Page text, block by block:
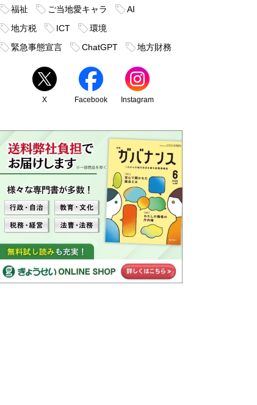
福祉
ご当地愛キャラ
AI
地方税
ICT
環境
緊急事態宣言
ChatGPT 地方財務
X Facebook Instagram